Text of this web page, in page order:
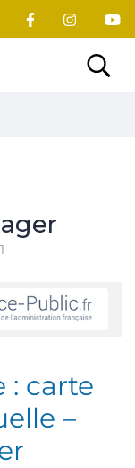
du village
: carte
–